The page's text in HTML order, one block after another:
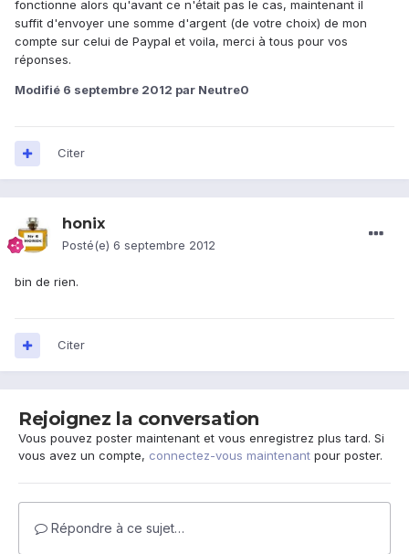
fonctionne alors qu'avant ce n'était pas le cas, maintenant il
suffit d'envoyer une somme d'argent (de votre choix) de mon
compte sur celui de Paypal et voila, merci à tous pour vos
réponses.
Modifié 6 septembre 2012 par Neutre0
Citer
honix
Posté(e) 6 septembre 2012
bin de rien.
Citer
Rejoignez la conversation
Vous pouvez poster maintenant et vous enregistrez plus tard. Si
vous avez un compte, connectez-vous maintenant pour poster.
Répondre à ce sujet…